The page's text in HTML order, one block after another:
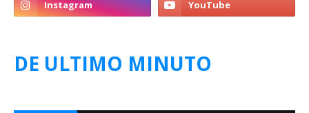
DE ULTIMO MINUTO